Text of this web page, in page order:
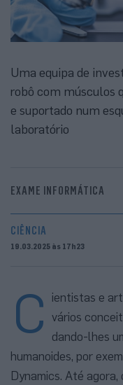
Uma equipa de
robô com músculos
e suportado num
laboratório
EXAME INFORMÁTICA
CIÊNCIA
19.03.2025 às 17h23
C
ientistas e
vários
dando-lhes
humanoides, por
Dynamics. Até